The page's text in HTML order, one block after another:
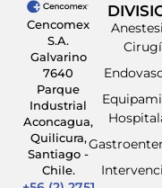
Cencomex
S.A.
Galvarino
7640
Parque
Industrial
Aconcagua,
Quilicura,
Santiago -
Chile.